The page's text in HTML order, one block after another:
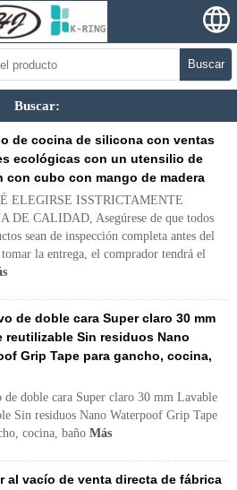
Buscar
Buscar:
de cocina de silicona con ventas
ecológicas con un utensilio de
con cubo con mango de madera
ELEGIRSE ISSTRICTAMENTE
DE CALIDAD, Asegúrese de que todos
sean de inspección completa antes del
la entrega, el comprador tendrá el
de doble cara Super claro 30 mm
reutilizable Sin residuos Nano
Grip Tape para gancho, cocina,
de doble cara Super claro 30 mm Lavable
Sin residuos Nano Waterpoof Grip Tape
cocina, baño Más
al vacío de venta directa de fábrica